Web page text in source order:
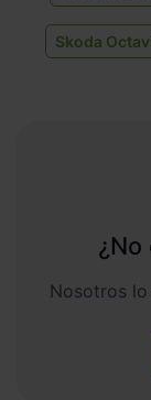
Skoda
Nosotros